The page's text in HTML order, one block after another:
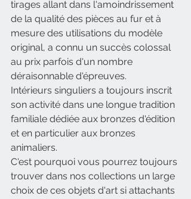
tirages allant dans l'amoindrissement
de la qualité des pièces au fur et à
mesure des utilisations du modèle
original, a connu un succès colossal
au prix parfois d'un nombre
déraisonnable d'épreuves.
Intérieurs singuliers a toujours inscrit
son activité dans une longue tradition
familiale dédiée aux bronzes d'édition
et en particulier aux bronzes
animaliers.
C'est pourquoi vous pourrez toujours
trouver dans nos collections un large
choix de ces objets d'art si attachants